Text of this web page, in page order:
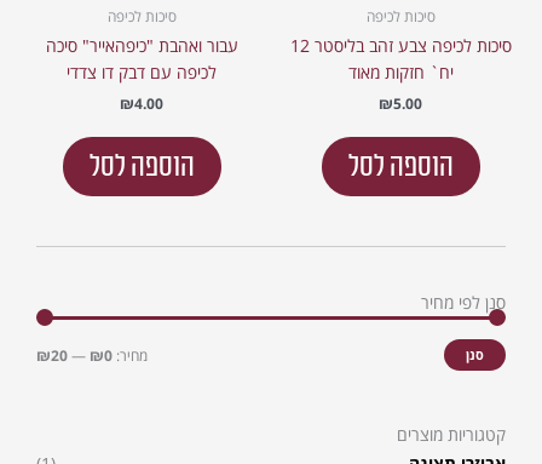
סנן לפי מחיר
סנן מחיר: ₪0
—
₪20
קטגוריות מוצרים
סיכות לכיפה
סיכות לכיפה צבע זהב בליסטר 12
יח` חזקות מאוד
₪5.00
הוספה לסל
סיכות לכיפה
עבור ואהבת "כיפהאייר" סיכה
לכיפה עם דבק דו צדדי
₪4.00
הוספה לסל